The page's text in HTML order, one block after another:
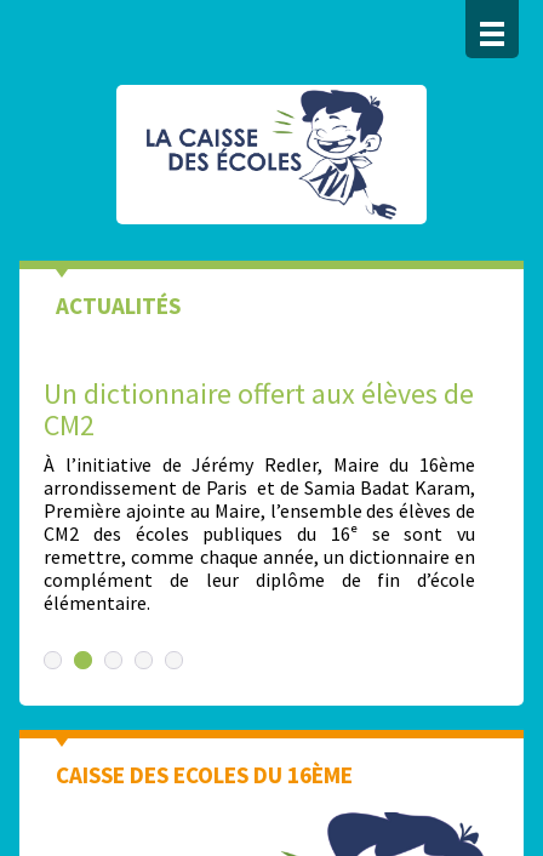
ACTUALITÉS
Un dictionnaire offert aux élèves de
CM2
À l’initiative de Jérémy Redler, Maire du 16ème
arrondissement de Paris et de Samia Badat Karam,
Première ajointe au Maire, l’ensemble des élèves de
CM2 des écoles publiques du 16ᵉ se sont vu
remettre, comme chaque année, un dictionnaire en
complément de leur diplôme de fin d’école
élémentaire.
CAISSE DES ECOLES DU 16ÈME